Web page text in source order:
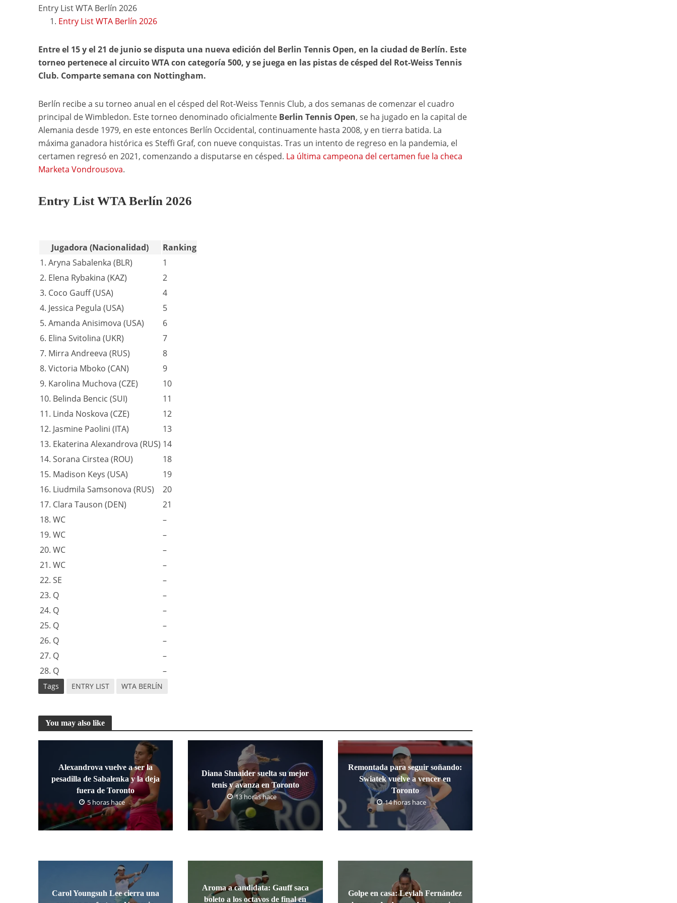
Entry List WTA Berlín 2026
Entry List WTA Berlín 2026
Entre el 15 y el 21 de junio se disputa una nueva edición del Berlin Tennis Open, en la ciudad de Berlín. Este
torneo pertenece al circuito WTA con categoría 500, y se juega en las pistas de césped del Rot-Weiss Tennis
Club. Comparte semana con Nottingham.
Berlín recibe a su torneo anual en el césped del Rot-Weiss Tennis Club, a dos semanas de comenzar el cuadro
principal de Wimbledon. Este torneo denominado oficialmente Berlin Tennis Open, se ha jugado en la capital de
Alemania desde 1979, en este entonces Berlín Occidental, continuamente hasta 2008, y en tierra batida. La
máxima ganadora histórica es Steffi Graf, con nueve conquistas. Tras un intento de regreso en la pandemia, el
certamen regresó en 2021, comenzando a disputarse en césped. La última campeona del certamen fue la checa
Marketa Vondrousova.
Entry List WTA Berlín 2026
Jugadora (Nacionalidad)
Ranking
1. Aryna Sabalenka (BLR)
1
2. Elena Rybakina (KAZ)
2
3. Coco Gauff (USA)
4
4. Jessica Pegula (USA)
5
5. Amanda Anisimova (USA)
6
6. Elina Svitolina (UKR)
7
7. Mirra Andreeva (RUS)
8
8. Victoria Mboko (CAN)
9
9. Karolina Muchova (CZE)
10
10. Belinda Bencic (SUI)
11
11. Linda Noskova (CZE)
12
12. Jasmine Paolini (ITA)
13
13. Ekaterina Alexandrova (RUS) 14
14. Sorana Cirstea (ROU)
18
15. Madison Keys (USA)
19
16. Liudmila Samsonova (RUS)
20
17. Clara Tauson (DEN)
21
18. WC
–
19. WC
–
20. WC
–
21. WC
–
22. SE
–
23. Q
–
24. Q
–
25. Q
–
26. Q
–
27. Q
–
28. Q
–
Tags ENTRY LIST WTA BERLÍN
You may also like
Alexandrova vuelve a ser la
pesadilla de Sabalenka y la deja
fuera de Toronto
5 horas hace
Diana Shnaider suelta su mejor
tenis y avanza en Toronto
13 horas hace
Remontada para seguir soñando:
Swiatek vuelve a vencer en
Toronto
14 horas hace
Carol Youngsuh Lee cierra una
Aroma a candidata: Gauff saca
boleto a los octavos de final en
Golpe en casa: Leylah Fernández